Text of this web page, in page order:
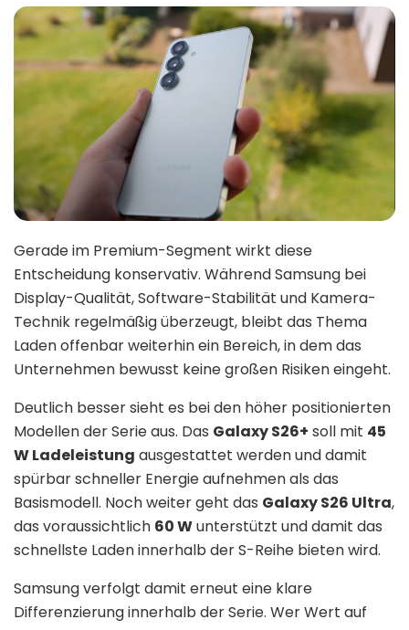
Gerade im Premium-Segment wirkt diese
Entscheidung konservativ. Während Samsung bei
Display-Qualität, Software-Stabilität und Kamera-
Technik regelmäßig überzeugt, bleibt das Thema
Laden offenbar weiterhin ein Bereich, in dem das
Unternehmen bewusst keine großen Risiken eingeht.
Deutlich besser sieht es bei den höher positionierten
Modellen der Serie aus. Das Galaxy S26+ soll mit 45
W Ladeleistung ausgestattet werden und damit
spürbar schneller Energie aufnehmen als das
Basismodell. Noch weiter geht das Galaxy S26 Ultra,
das voraussichtlich 60 Wunterstützt und damit das
schnellste Laden innerhalb der S-Reihe bieten wird.
Samsung verfolgt damit erneut eine klare
Differenzierung innerhalb der Serie. Wer Wert auf